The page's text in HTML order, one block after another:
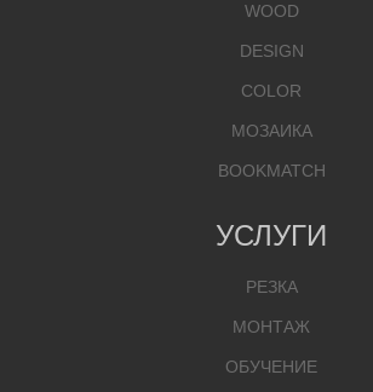
WOOD
DESIGN
COLOR
МОЗАИКА
BOOKMATCH
УСЛУГИ
РЕЗКА
МОНТАЖ
ОБУЧЕНИЕ